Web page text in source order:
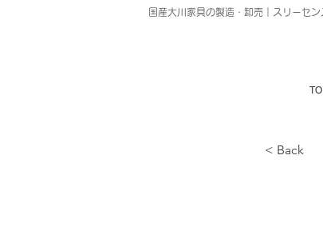
国産大川家具の製造・卸売｜スリーセン
< Back